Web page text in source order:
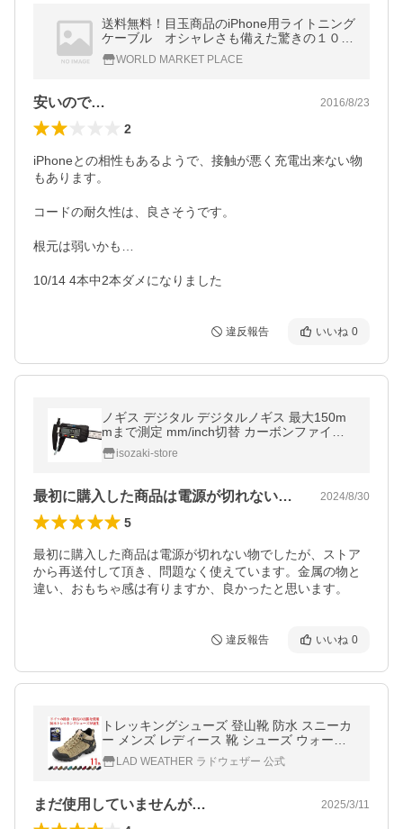
送料無料！目玉商品のiPhone用ライトニング
ケーブル オシャレさも備えた驚きの１０色
展開！ アイフォン6 5s iPhone6s SE Plus Lig
htning USBケーブル 予約可能
WORLD MARKET PLACE
安いので… 2016/8/23
2
iPhoneとの相性もあるようで、接触が悪く充電出来ない物
もあります。
コードの耐久性は、良さそうです。
根元は弱いかも…
10/14 4本中2本ダメになりました
違反報告 いいね 0
ノギス デジタル デジタルノギス 最大150m
mまで測定 mm/inch切替 カーボンファイバ
ー製 液晶 工具 測定
isozaki-store
最初に購入した商品は電源が切れない物で… 2024/8/30
5
最初に購入した商品は電源が切れない物でしたが、ストア
から再送付して頂き、問題なく使えています。金属の物と
違い、おもちゃ感は有りますか、良かったと思います。
違反報告 いいね 0
トレッキングシューズ 登山靴 防水 スニーカ
ー メンズ レディース 靴 シューズ ウォーキ
ングシューズ 登山 アウトドア
LAD WEATHER ラドウェザー 公式
まだ使用していませんが… 2025/3/11